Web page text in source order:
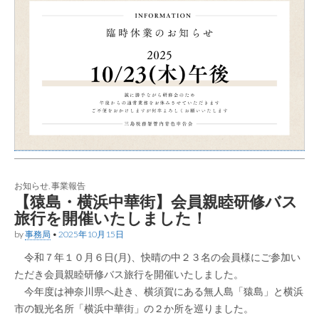
お知らせ 事業報告
【猿島・横浜中華街】会員親睦研修バス
旅行を開催いたしました！
by事務局 • 2025年10月15日
令和７年１０月６日(月)、快晴の中２３名の会員様にご参加い
ただき会員親睦研修バス旅行を開催いたしました。
今年度は神奈川県へ赴き、横須賀にある無人島「猿島」と横浜
市の観光名所「横浜中華街」の２か所を巡りました。